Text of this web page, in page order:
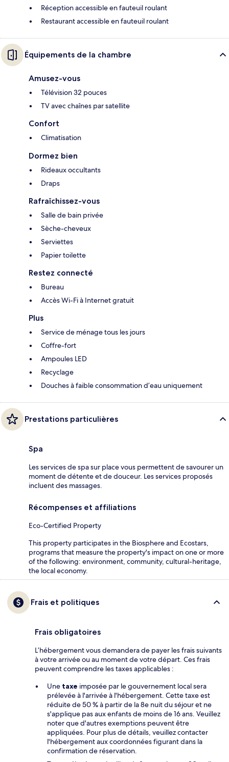
Réception accessible en fauteuil roulant
Restaurant accessible en fauteuil roulant
Équipements de la chambre
Amusez-vous
Télévision 32 pouces
TV avec chaînes par satellite
Confort
Climatisation
Dormez bien
Rideaux occultants
Draps
Rafraîchissez-vous
Salle de bain privée
Sèche-cheveux
Serviettes
Papier toilette
Restez connecté
Bureau
Accès Wi-Fi à Internet gratuit
Plus
Service de ménage tous les jours
Coffre-fort
Ampoules LED
Recyclage
Douches à faible consommation d’eau uniquement
Prestations particulières
Spa
Les services de spa sur place vous permettent de savourer un
moment de détente et de douceur. Les services proposés
incluent des massages.
Récompenses et affiliations
Eco-Certified Property
This property participates in the Biosphere and Ecostars,
programs that measure the property's impact on one or more
of the following: environment, community, cultural-heritage,
the local economy.
Frais et politiques
Frais obligatoires
L’hébergement vous demandera de payer les frais suivants
à votre arrivée ou au moment de votre départ. Ces frais
peuvent comprendre les taxes applicables :
Une taxe imposée par le gouvernement local sera
prélevée à l'arrivée à l'hébergement. Cette taxe est
réduite de 50 % à partir de la 8e nuit du séjour et ne
s'applique pas aux enfants de moins de 16 ans. Veuillez
noter que d'autres exemptions peuvent être
appliquées. Pour plus de détails, veuillez contacter
l'hébergement aux coordonnées figurant dans la
confirmation de réservation.